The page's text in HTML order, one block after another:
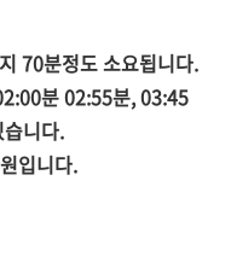
70분정도 소요됩니다.
분 02:55분, 03:45
니다.
입니다.